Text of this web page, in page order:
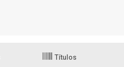
Títulos